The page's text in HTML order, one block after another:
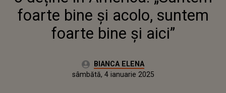
foarte bine și acolo, suntem
foarte bine și aici”
Autor:BIANCA ELENA
Publicat:
sâmbătă, 4 ianuarie 2025